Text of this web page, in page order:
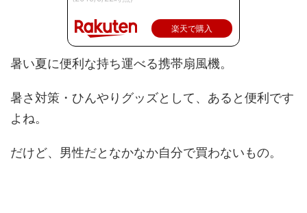
楽天で購入
暑い夏に便利な持ち運べる携帯扇風機。
暑さ対策・ひんやりグッズとして、あると便利です
よね。
だけど、男性だとなかなか自分で買わないもの。